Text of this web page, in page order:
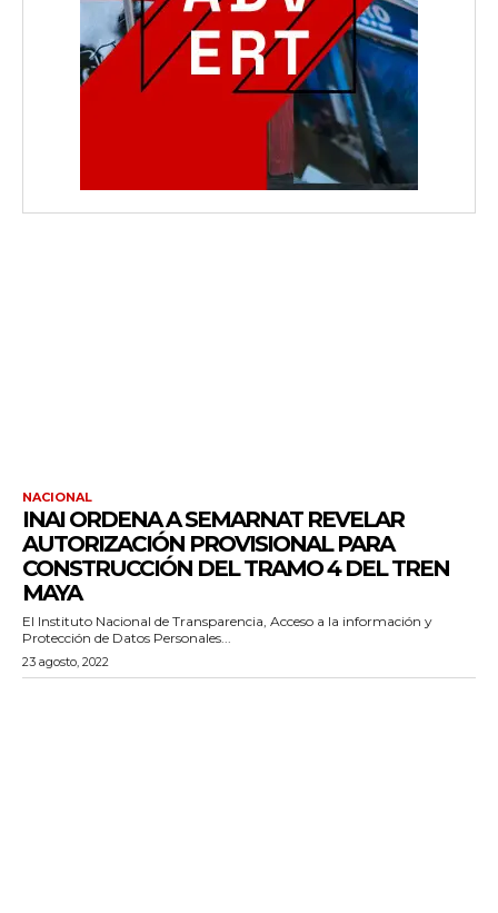
NACIONAL
INAI ORDENA A SEMARNAT REVELAR
AUTORIZACIÓN PROVISIONAL PARA
CONSTRUCCIÓN DEL TRAMO 4 DEL TREN
MAYA
El Instituto Nacional de Transparencia, Acceso a la información y
Protección de Datos Personales...
23 agosto, 2022